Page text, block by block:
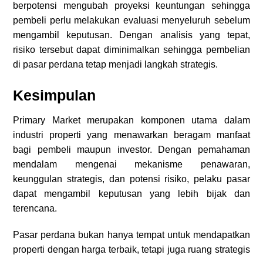
berpotensi mengubah proyeksi keuntungan sehingga
pembeli perlu melakukan evaluasi menyeluruh sebelum
mengambil keputusan. Dengan analisis yang tepat,
risiko tersebut dapat diminimalkan sehingga pembelian
di pasar perdana tetap menjadi langkah strategis.
Kesimpulan
Primary Market merupakan komponen utama dalam
industri properti yang menawarkan beragam manfaat
bagi pembeli maupun investor. Dengan pemahaman
mendalam mengenai mekanisme penawaran,
keunggulan strategis, dan potensi risiko, pelaku pasar
dapat mengambil keputusan yang lebih bijak dan
terencana.
Pasar perdana bukan hanya tempat untuk mendapatkan
properti dengan harga terbaik, tetapi juga ruang strategis